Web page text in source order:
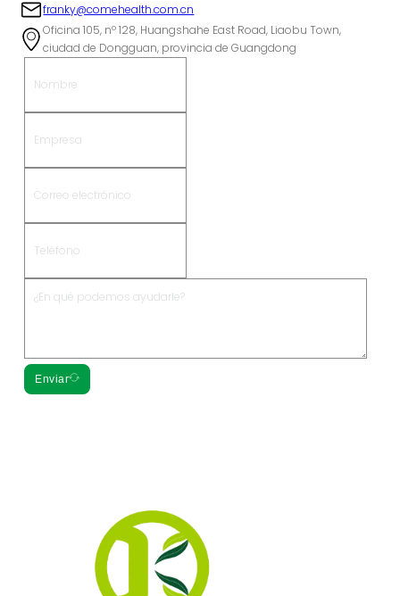
franky@comehealth.com.cn
Oficina 105, nº 128, Huangshahe East Road, Liaobu Town,
ciudad de Dongguan, provincia de Guangdong
Enviar